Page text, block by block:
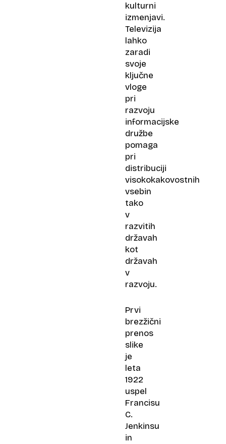
kulturni
izmenjavi.
Televizija
lahko
zaradi
svoje
ključne
vloge
pri
razvoju
informacijske
družbe
pomaga
pri
distribuciji
visokokakovostnih
vsebin
tako
v
razvitih
državah
kot
državah
v
razvoju.
Prvi
brezžični
prenos
slike
je
leta
1922
uspel
Francisu
C.
Jenkinsu
in